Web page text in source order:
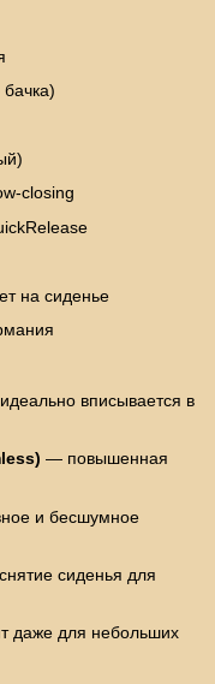
closing
на сиденье
вписывается в
— повышенная
и бесшумное
сиденья для
даже для небольших